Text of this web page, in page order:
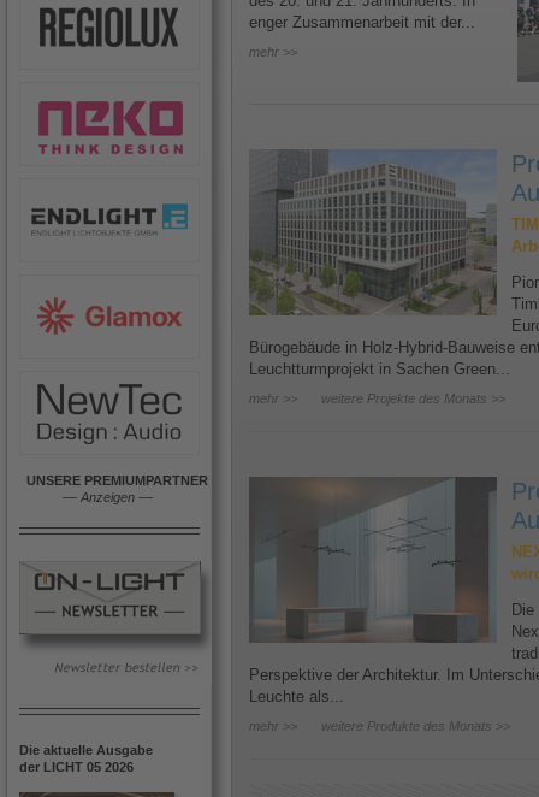
UNSERE PREMIUMPARTNER
–– Anzeigen ––
Die aktuelle Ausgabe
der LICHT 05 2026
enger Zusammenarbeit mit der...
mehr >>
Bürogebäude in Holz-Hybrid-Bauweise
Leuchtturmprojekt in Sachen Green...
mehr >> weitere Projekte des Monats >>
Perspektive der Architektur. Im
Leuchte als...
mehr >> weitere Produkte des Monats >>